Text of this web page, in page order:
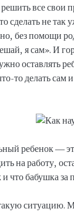
все свои
сделать не так
без помощи
я сам». И
оставлять
то делать сам
ребенок —
на работу,
что бабушка за
ситуацию.